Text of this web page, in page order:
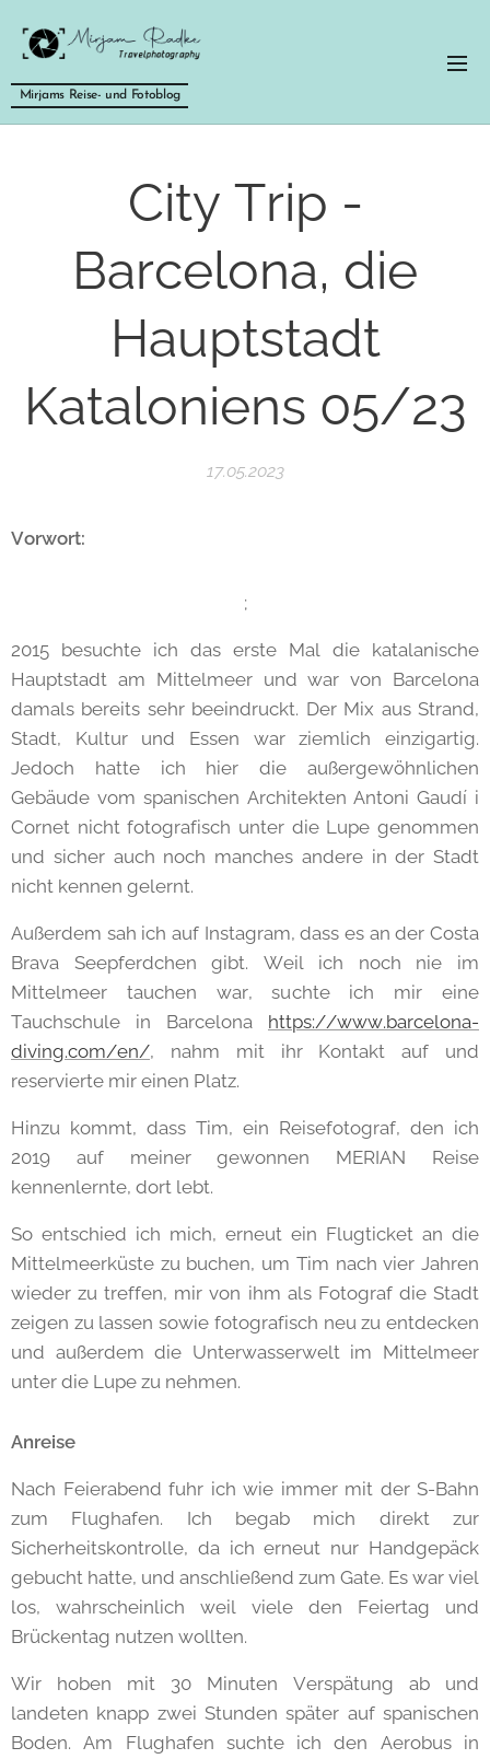
Mirjams Reise- und Fotoblog
City Trip -
Barcelona, die
Hauptstadt
Kataloniens 05/23
17.05.2023
Vorwort:
;
2015 besuchte ich das erste Mal die katalanische
Hauptstadt am Mittelmeer und war von Barcelona
damals bereits sehr beeindruckt. Der Mix aus Strand,
Stadt, Kultur und Essen war ziemlich einzigartig.
Jedoch hatte ich hier die außergewöhnlichen
Gebäude vom spanischen Architekten Antoni Gaudí i
Cornet nicht fotografisch unter die Lupe genommen
und sicher auch noch manches andere in der Stadt
nicht kennen gelernt.
Außerdem sah ich auf Instagram, dass es an der Costa
Brava Seepferdchen gibt. Weil ich noch nie im
Mittelmeer tauchen war, suchte ich mir eine
Tauchschule in Barcelona https://www.barcelona-
diving.com/en/, nahm mit ihr Kontakt auf und
reservierte mir einen Platz.
Hinzu kommt, dass Tim, ein Reisefotograf, den ich
2019 auf meiner gewonnen MERIAN Reise
kennenlernte, dort lebt.
So entschied ich mich, erneut ein Flugticket an die
Mittelmeerküste zu buchen, um Tim nach vier Jahren
wieder zu treffen, mir von ihm als Fotograf die Stadt
zeigen zu lassen sowie fotografisch neu zu entdecken
und außerdem die Unterwasserwelt im Mittelmeer
unter die Lupe zu nehmen.
Anreise
Nach Feierabend fuhr ich wie immer mit der S-Bahn
zum Flughafen. Ich begab mich direkt zur
Sicherheitskontrolle, da ich erneut nur Handgepäck
gebucht hatte, und anschließend zum Gate. Es war viel
los, wahrscheinlich weil viele den Feiertag und
Brückentag nutzen wollten.
Wir hoben mit 30 Minuten Verspätung ab und
landeten knapp zwei Stunden später auf spanischen
Boden. Am Flughafen suchte ich den Aerobus in